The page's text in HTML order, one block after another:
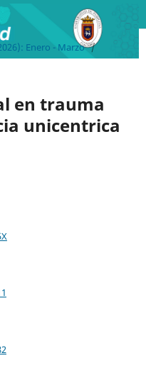
Enero - Marzo /
en trauma
unicentrica